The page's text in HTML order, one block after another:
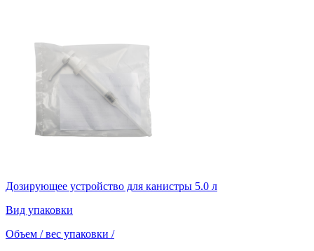
Дозирующее устройство для канистры 5.0 л
Вид упаковки
Объем / вес упаковки /